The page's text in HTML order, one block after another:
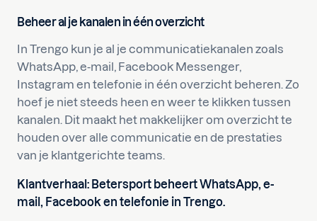
Beheer al je kanalen in één overzicht
In Trengo kun je al je communicatiekanalen zoals
WhatsApp, e-mail, Facebook Messenger,
Instagram en telefonie in één overzicht beheren. Zo
hoef je niet steeds heen en weer te klikken tussen
kanalen. Dit maakt het makkelijker om overzicht te
houden over alle communicatie en de prestaties
van je klantgerichte teams.
Klantverhaal: Betersport beheert WhatsApp, e-
mail, Facebook en telefonie in Trengo.